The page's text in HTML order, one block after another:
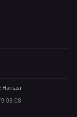
Haritası
08 08